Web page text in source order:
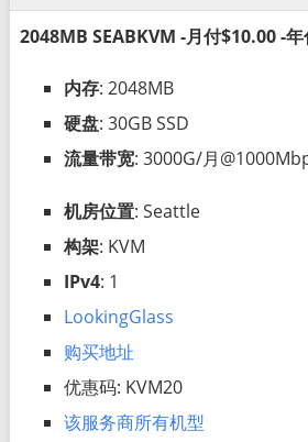
2048MB SEABKVM -月付$10.00 -
内存: 2048MB
硬盘: 30GB SSD
流量带宽: 3000G/月
机房位置: Seattle
构架: KVM
IPv4: 1
LookingGlass
购买地址
优惠码: KVM20
该服务商所有机型